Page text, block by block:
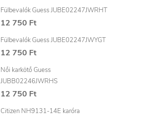
Fülbevalók Guess JUBE02247JWRHT
12 750 Ft
Fülbevalók Guess JUBE02247JWYGT
12 750 Ft
Női karkötő Guess
JUBB02246JWRHS
12 750 Ft
Citizen NH9131-14E karóra